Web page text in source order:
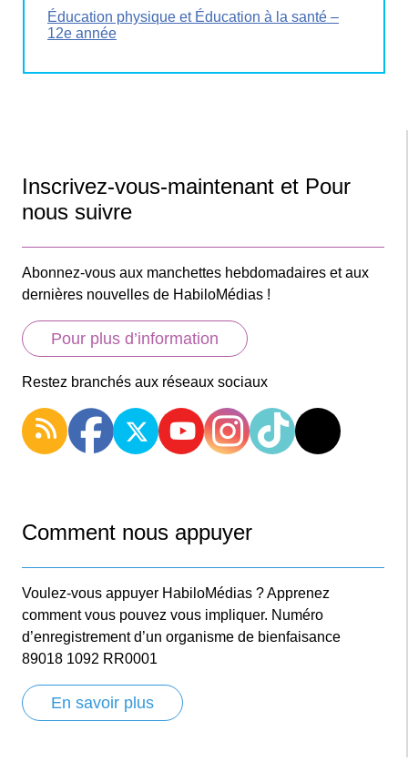
Éducation physique et Éducation à la santé –
12e année
Inscrivez-vous-maintenant et Pour
nous suivre
Abonnez-vous aux manchettes hebdomadaires et aux
dernières nouvelles de HabiloMédias !
Pour plus d’information
Restez branchés aux réseaux sociaux
Comment nous appuyer
Voulez-vous appuyer HabiloMédias ? Apprenez
comment vous pouvez vous impliquer. Numéro
d’enregistrement d’un organisme de bienfaisance
89018 1092 RR0001
En savoir plus